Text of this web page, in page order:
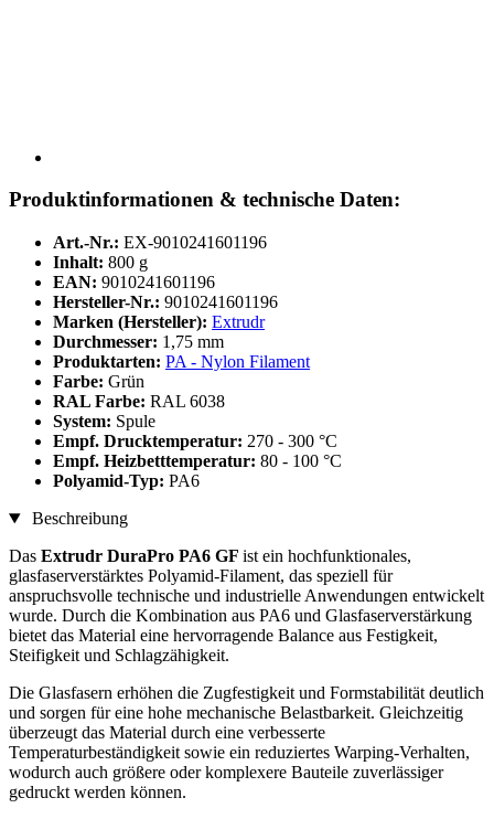
Produktinformationen & technische Daten:
Art.-Nr.: EX-9010241601196
Inhalt: 800 g
EAN: 9010241601196
Hersteller-Nr.: 9010241601196
Marken (Hersteller): Extrudr
Durchmesser: 1,75 mm
Produktarten: PA - Nylon Filament
Farbe: Grün
RAL Farbe: RAL 6038
System: Spule
Empf. Drucktemperatur: 270 - 300 °C
Empf. Heizbetttemperatur: 80 - 100 °C
Polyamid-Typ: PA6
Beschreibung
Das Extrudr DuraPro PA6 GF ist ein hochfunktionales,
glasfaserverstärktes Polyamid-Filament, das speziell für
anspruchsvolle technische und industrielle Anwendungen entwickelt
wurde. Durch die Kombination aus PA6 und Glasfaserverstärkung
bietet das Material eine hervorragende Balance aus Festigkeit,
Steifigkeit und Schlagzähigkeit.
Die Glasfasern erhöhen die Zugfestigkeit und Formstabilität deutlich
und sorgen für eine hohe mechanische Belastbarkeit. Gleichzeitig
überzeugt das Material durch eine verbesserte
Temperaturbeständigkeit sowie ein reduziertes Warping-Verhalten,
wodurch auch größere oder komplexere Bauteile zuverlässiger
gedruckt werden können.